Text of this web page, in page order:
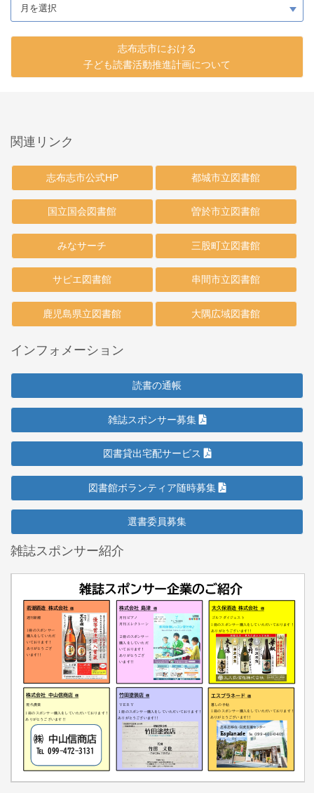
志布志市における
子ども読書活動推進計画について
関連リンク
志布志市公式HP
国立国会図書館
みなサーチ
サピエ図書館
鹿児島県立図書館
都城市立図書館
曽於市立図書館
三股町立図書館
串間市立図書館
大隅広域図書館
インフォメーション
読書の通帳
雑誌スポンサー募集
図書貸出宅配サービス
図書館ボランティア随時募集
選書委員募集
雑誌スポンサー紹介